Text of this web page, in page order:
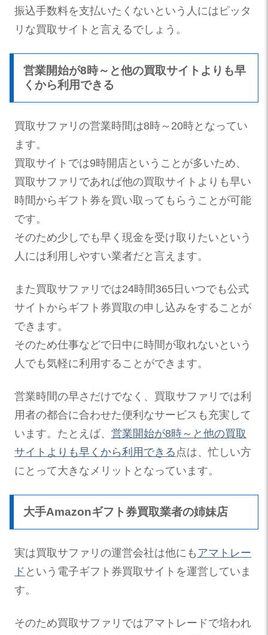
振込手数料を支払いたくないという人にはピッタ
リな買取サイトと言えるでしょう。
営業開始が8時～と他の買取サイトよりも早
くから利用できる
買取サファリの営業時間は8時～20時となってい
ます。
買取サイトでは9時開店ということが多いため、
買取サファリであれば他の買取サイトよりも早い
時間からギフト券を買い取ってもらうことが可能
です。
そのため少しでも早く現金を受け取りたいという
人には利用しやすい業者だと言えます。
また買取サファリでは24時間365日いつでも公式
サイトからギフト券買取の申し込みをすることが
できます。
そのため仕事などで日中に時間が取れないという
人でも気軽に利用することができます。
営業時間の早さだけでなく、買取サファリでは利
用者の都合に合わせた便利なサービスも充実して
います。たとえば、 営業開始が8時～と他の買取
サイトよりも早くから利用できる 点は、忙しい方
にとって大きなメリットとなっています。
大手Amazonギフト券買取業者の姉妹店
実は買取サファリの運営会社は他にも アマトレー
ド という電子ギフト券買取サイトを運営していま
す。
そのため買取サファリではアマトレードで培われ